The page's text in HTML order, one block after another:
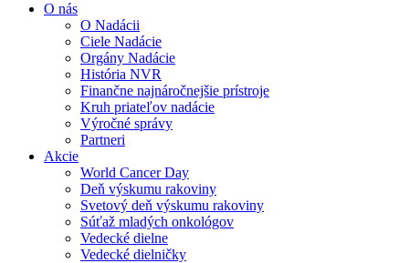
O nás
O Nadácii
Ciele Nadácie
Orgány Nadácie
História NVR
Finančne najnáročnejšie prístroje
Kruh priateľov nadácie
Výročné správy
Partneri
Akcie
World Cancer Day
Deň výskumu rakoviny
Svetový deň výskumu rakoviny
Súťaž mladých onkológov
Vedecké dielne
Vedecké dielničky